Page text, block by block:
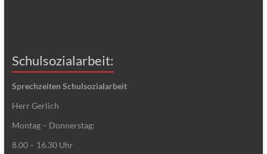
Schulsozialarbeit:
Sprechzeiten Schulsozialarbeit
Herr Gerlich
Montag – Donnerstag:
8.00 – 16.30 Uhr